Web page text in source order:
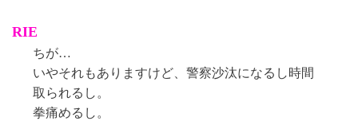
RIE
ちが…
いやそれもありますけど、警察沙汰になるし時間
取られるし。
拳痛めるし。